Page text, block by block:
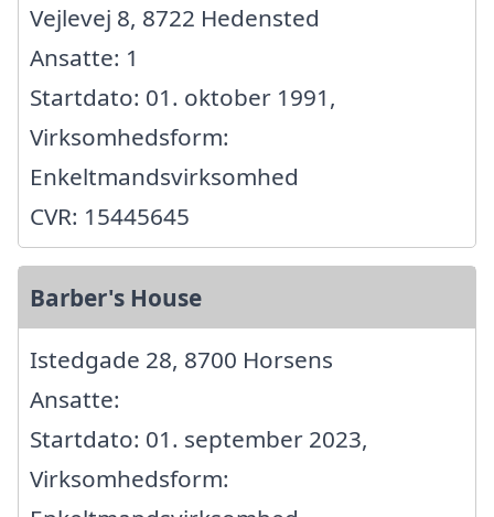
Vejlevej 8, 8722 Hedensted
Ansatte: 1
Startdato: 01. oktober 1991,
Virksomhedsform:
Enkeltmandsvirksomhed
CVR: 15445645
Barber's House
Istedgade 28, 8700 Horsens
Ansatte:
Startdato: 01. september 2023,
Virksomhedsform: